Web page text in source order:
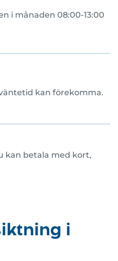
i månaden 08:00-13:00
kan förekomma.
kan betala med kort,
i